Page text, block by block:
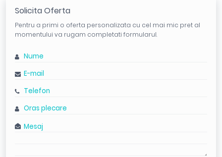
Solicita Oferta
Pentru a primi o oferta personalizata cu cel mai mic pret al
momentului va rugam completati formularul.